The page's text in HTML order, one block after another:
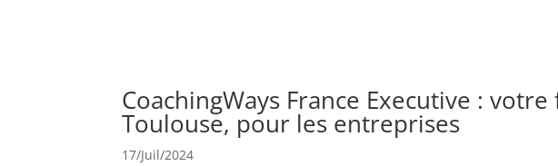
CoachingWays France Executive :
Toulouse, pour les entreprises
17/Juil/2024